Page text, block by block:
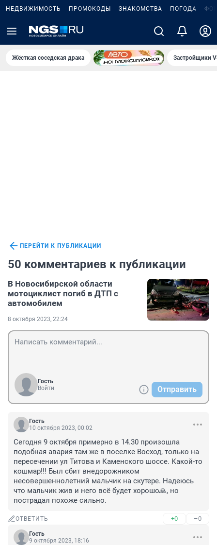
НЕДВИЖИМОСТЬ ПРОМОКОДЫ ЗНАКОМСТВА ПОГОДА
Жёсткая соседская драка Застройщики
ПЕРЕЙТИ К ПУБЛИКАЦИИ
50 комментариев к публикации
В Новосибирской области
мотоциклист погиб в ДТП с
автомобилем
8 октября 2023, 22:24
Гость
Войти
Отправить
Гость
10 октября 2023, 00:02
Сегодня 9 октября примерно в 14.30 произошла
подобная авария там же в поселке Восход, только на
пересечении ул Титова и Каменского шоссе. Какой-то
кошмар!!! Был сбит внедорожником
несовершеннолетний мальчик на скутере. Надеюсь
что мальчик жив и него всё будет хорошо🙏, но
пострадал похоже сильно.
ОТВЕТИТЬ +0 –0
Гость
9 октября 2023, 18:16